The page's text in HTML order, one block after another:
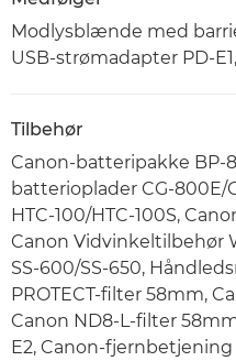
Modlysblænde med
USB-strømadapter PD-
Tilbehør
Canon-batteripakke BP-
batterioplader CG-800E/
HTC-100/HTC-100S,
Canon Vidvinkeltilbehør
SS-600/SS-650,
PROTECT-filter 58mm,
Canon ND8-L-filter
E2, Canon-fjernbetjening